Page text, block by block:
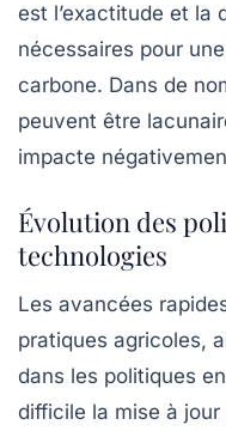
est l’exactitude et la
nécessaires pour
carbone. Dans de
peuvent être
impacte
Évolution des
technologies
Les avancées
pratiques agricoles,
dans les politiques
difficile la mise à